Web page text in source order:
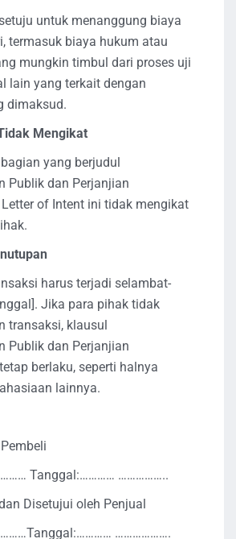
untuk menanggung biaya
termasuk biaya hukum atau
mungkin timbul dari proses uji
lain yang terkait dengan
dimaksud.
Mengikat
yang berjudul
Publik dan Perjanjian
Letter of Intent ini tidak mengikat
harus terjadi selambat-
Jika para pihak tidak
transaksi, klausul
Publik dan Perjanjian
berlaku, seperti halnya
lainnya.
Tanggal:………… ……………..
Disetujui oleh Penjual
……………….